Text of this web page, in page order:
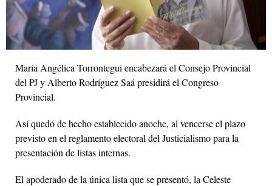
María Angélica Torrontegui encabezará el Consejo Provincial
del PJ y Alberto Rodríguez Saá presidirá el Congreso
Provincial.
Así quedó de hecho establecido anoche, al vencerse el plazo
previsto en el reglamento electoral del Justicialismo para la
presentación de listas internas.
El apoderado de la única lista que se presentó, la Celeste